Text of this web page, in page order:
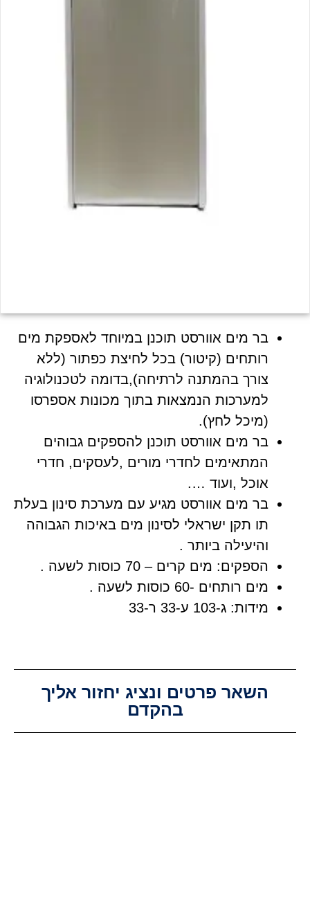
בר מים אוורסט תוכנן במיוחד לאספקת מים
רותחים (קיטור) בכל לחיצת כפתור (ללא
צורך בהמתנה לרתיחה),בדומה לטכנולוגיה
למערכות הנמצאות בתוך מכונות אספרסו
(מיכל לחץ).
בר מים אוורסט תוכנן להספקים גבוהים
המתאימים לחדרי מורים ,לעסקים, חדרי
אוכל ,ועוד ….
בר מים אוורסט מגיע עם מערכת סינון בעלת
תו תקן ישראלי לסינון מים באיכות הגבוהה
והיעילה ביותר .
הספקים: מים קרים – 70 כוסות לשעה .
מים רותחים -60 כוסות לשעה .
מידות: ג-103 ע-33 ר-33
השאר פרטים ונציג יחזור אליך
בהקדם